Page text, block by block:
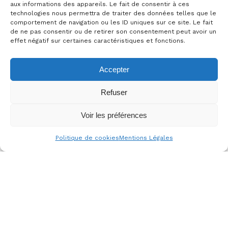
aux informations des appareils. Le fait de consentir à ces
technologies nous permettra de traiter des données telles que le
comportement de navigation ou les ID uniques sur ce site. Le fait
de ne pas consentir ou de retirer son consentement peut avoir un
effet négatif sur certaines caractéristiques et fonctions.
Accepter
Refuser
Voir les préférences
Politique de cookiesMentions Légales